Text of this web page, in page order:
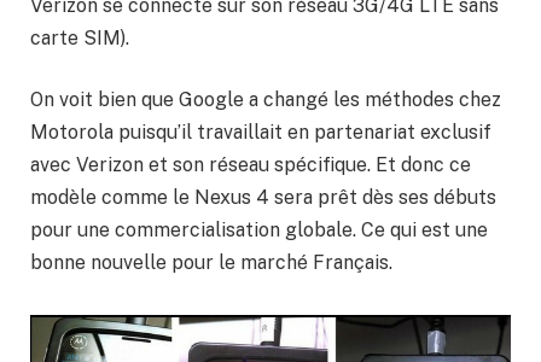
Verizon se connecte sur son réseau 3G/4G LTE sans
carte SIM).
On voit bien que Google a changé les méthodes chez
Motorola puisqu’il travaillait en partenariat exclusif
avec Verizon et son réseau spécifique. Et donc ce
modèle comme le Nexus 4 sera prêt dès ses débuts
pour une commercialisation globale. Ce qui est une
bonne nouvelle pour le marché Français.